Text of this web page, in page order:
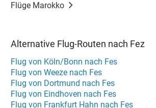
Flüge Marokko
Alternative Flug-Routen nach Fez
Flug von Köln/Bonn nach Fes
Flug von Weeze nach Fes
Flug von Dortmund nach Fes
Flug von Eindhoven nach Fes
Flug von Frankfurt Hahn nach Fes